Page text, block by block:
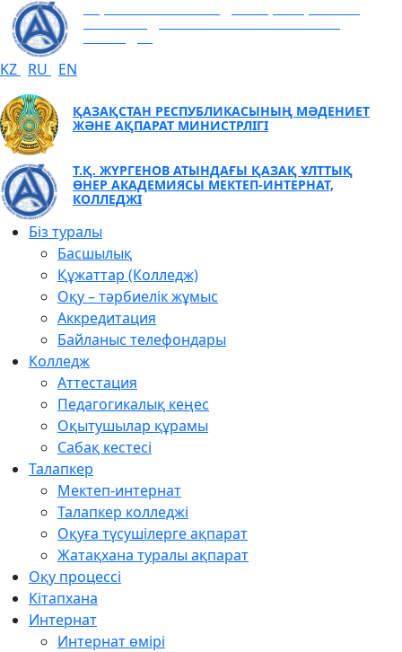
KZ RU EN
ҚАЗАҚСТАН РЕСПУБЛИКАСЫНЫҢ МӘДЕНИЕТ
ЖӘНЕ АҚПАРАТ МИНИСТРЛІГІ
Т.Қ. ЖҮРГЕНОВ АТЫНДАҒЫ ҚАЗАҚ ҰЛТТЫҚ
ӨНЕР АКАДЕМИЯСЫ МЕКТЕП-ИНТЕРНАТ,
КОЛЛЕДЖІ
Біз туралы
Басшылық
Құжаттар (Колледж)
Оқу – тәрбиелік жұмыс
Аккредитация
Байланыс телефондары
Колледж
Аттестация
Педагогикалық кеңес
Оқытушылар құрамы
Сабақ кестесі
Талапкер
Мектеп-интернат
Талапкер колледжі
Оқуға түсушілерге ақпарат
Жатақхана туралы ақпарат
Оқу процессі
Кітапхана
Интернат
Интернат өмірі